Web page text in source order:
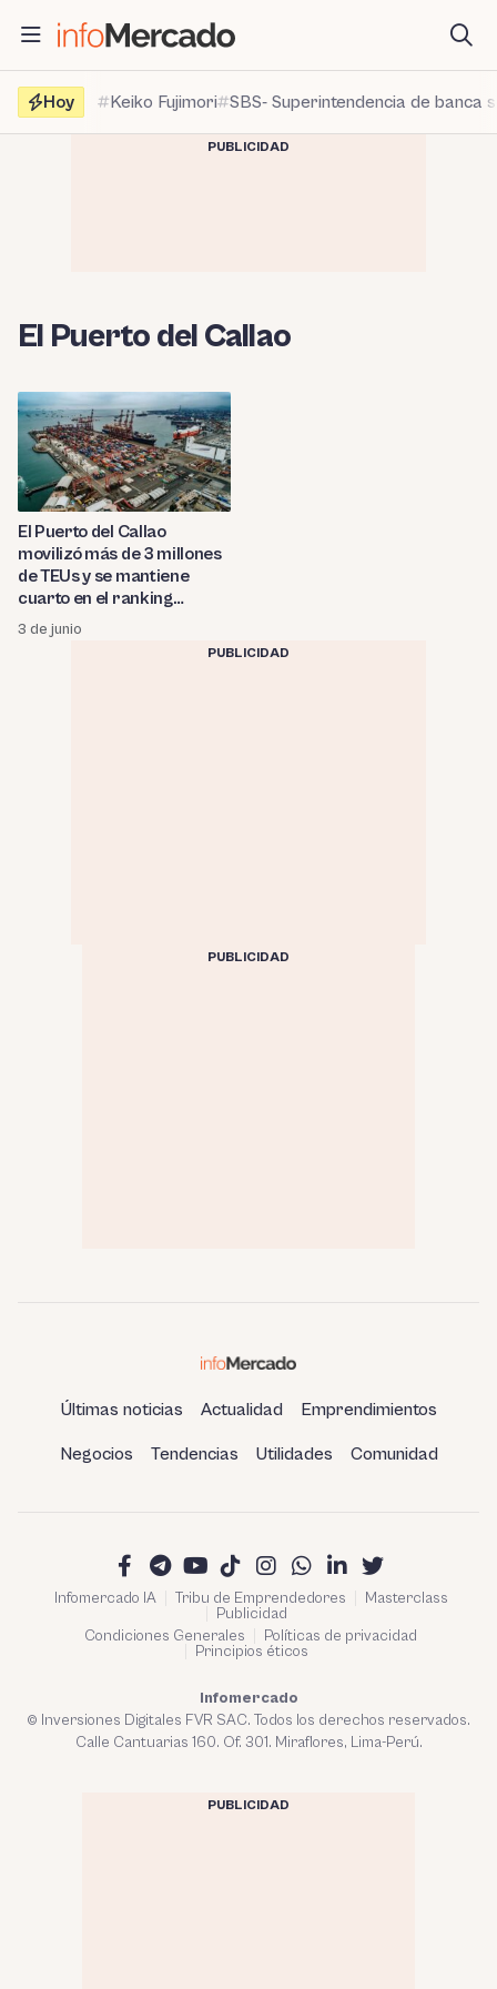
contenido
Hoy
Keiko Fujimori SBS- Superintendencia de banca
PUBLICIDAD
El Puerto del Callao
El Puerto del Callao
movilizó más de 3 millones
de TEUs y se mantiene
cuarto en el ranking
portuario de
Latinoamérica
3 de junio
PUBLICIDAD
PUBLICIDAD
Últimas noticias Actualidad Emprendimientos
Negocios Tendencias Utilidades Comunidad
Infomercado IA Tribu de Emprendedores
Masterclass
Publicidad
Condiciones Generales
Políticas de privacidad
Principios éticos
Infomercado
© Inversiones Digitales FVR SAC. Todos los derechos reservados.
Calle Cantuarias 160. Of. 301. Miraflores, Lima-Perú.
PUBLICIDAD